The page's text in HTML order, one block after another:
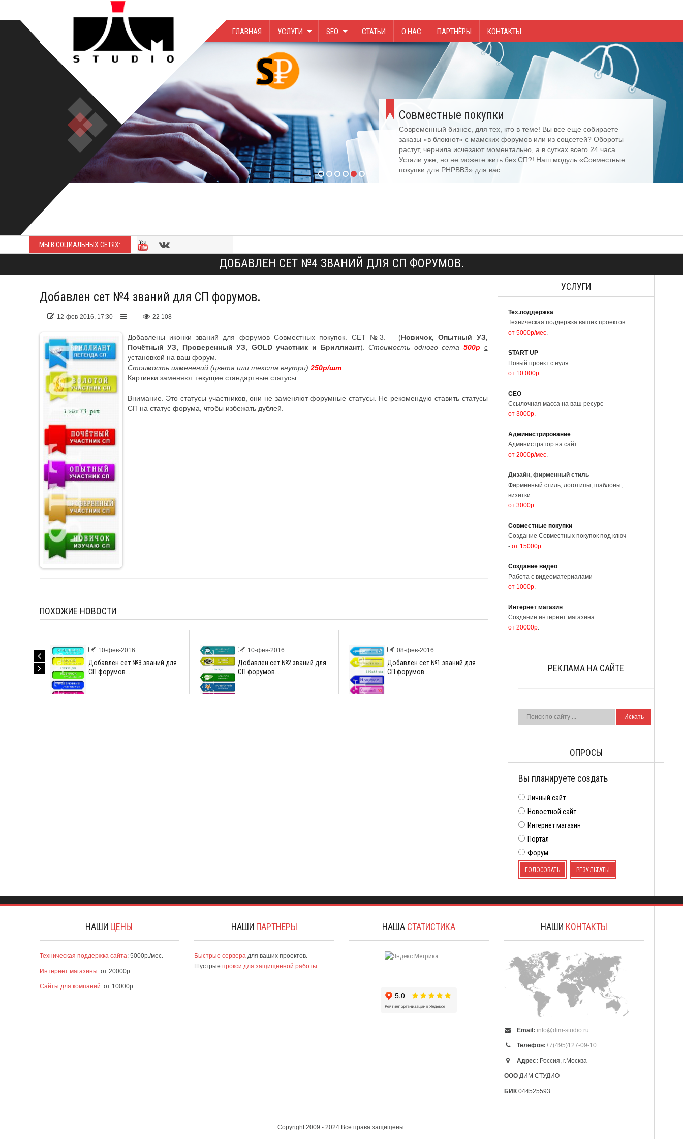
ГЛАВНАЯ УСЛУГИ SEO СТАТЬИ О НАС ПАРТНЁРЫ КОНТАКТЫ
Совместные покупки
Современный бизнес, для тех, кто в теме! Вы все еще собираете
заказы «в блокнот» с мамских форумов или из соцсетей? Обороты
растут, чернила исчезают моментально, а в сутках всего 24 часа…
Устали уже, но не можете жить без СП?! Наш модуль «Совместные
покупки для PHPBB3» для вас.
МЫ В СОЦИАЛЬНЫХ СЕТЯХ:
ДОБАВЛЕН СЕТ №4 ЗВАНИЙ ДЛЯ СП ФОРУМОВ.
Добавлен сет №4 званий для СП форумов.
12-фев-2016, 17:30 --- 22 108
Добавлены иконки званий для форумов Совместных покупок. СЕТ №3. (Новичок, Опытный УЗ,
Почётный УЗ, Проверенный УЗ, GOLD участник и Бриллиант).Cтоимость одного сета 500р с
установкой на ваш форум
Стоимость изменений (цвета или текста внутри) 250р/шт.
Картинки заменяют текущие стандартные статусы.
Внимание. Это статусы участников, они не заменяют форумные статусы. Не рекомендую ставить статусы
СП на статус форума, чтобы избежать дублей.
ПОХОЖИЕ НОВОСТИ
10-фев-2016
Добавлен сет №3 званий для
СП форумов...
10-фев-2016
Добавлен сет №2 званий для
СП форумов...
08-фев-2016
Добавлен сет №1 званий для
СП форумов...
Оформление шапок форумов
phpbb3 к дню св. Валентина..
УСЛУГИ
Тех.поддержка
Техническая поддержка ваших проектов
от 5000р/мес.
START UP
Новый проект с нуля
от 10.000р.
СЕО
Ссылочная масса на ваш ресурс
от 3000р.
Администрирование
Администратор на сайт
от 2000р/мес.
Дизайн, фирменный стиль
Фирменный стиль, логотипы, шаблоны,
визитки
от 3000р.
Совместные покупки
Создание Совместных покупок под ключ
- от 15000р
Создание видео
Работа с видеоматериалами
от 1000р.
Интернет магазин
Создание интернет магазина
от 20000р.
РЕКЛАМА НА САЙТЕ
ОПРОСЫ
Вы планируете создать
Личный сайт
Новостной сайт
Интернет магазин
Портал
Форум
ГОЛОСОВАТЬ РЕЗУЛЬТАТЫ
НАШИ ЦЕНЫ
Техническая поддержка сайта: 5000р./мес.
Интернет магазины: от 20000р.
Сайты для компаний: от 10000р.
НАШИ ПАРТНЁРЫ
Быстрые серверадля ваших проектов.
Шустрыепрокси для защищённой работы.
НАША СТАТИСТИКА НАШИ КОНТАКТЫ
Email: info@dim-studio.ru
Телефон:+7(495)127-09-10
Адрес: Россия, г.Москва
ООО ДИМ СТУДИО
БИК 044525593
Copyright 2009 - 2024 Все права защищены.